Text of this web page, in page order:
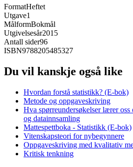
FormatHeftet
Utgave1
MålformBokmål
Utgivelsesår2015
Antall sider96
ISBN9788205485327
Du vil kanskje også like
Hvordan forstå statistikk? (E-bok)
Metode og oppgaveskriving
Hva spørreundersøkelser lærer
og datainnsamling
Mattespettboka - Statistikk (E-bok)
Vitenskapsteori for nybegynnere
Oppgaveskriving med kvalitativ
Kritisk tenkning